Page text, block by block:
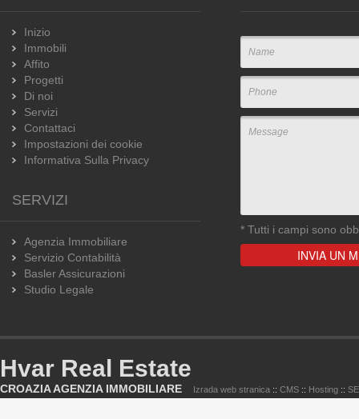
Inizio
Immobili
Affito
Progetti
Di noi
Servizi
Contattaci
Impostazioni dei cookie
Informativa Sulla Privacy
SERVIZI
Agenzia Immobiliare
Servizio Contabilità
Basler Assicurazioni
Studio Legale
* Tutti i campi sono
Hvar Real Estate
CROAZIA AGENZIA IMMOBILIARE Izrada web stranica :: CMS :: Hosting ::